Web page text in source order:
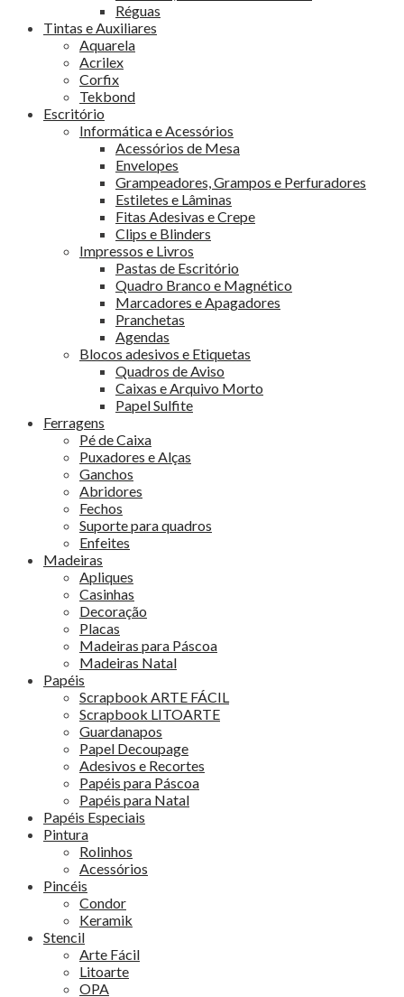
Réguas
Tintas e Auxiliares
Aquarela
Acrilex
Corfix
Tekbond
Escritório
Informática e Acessórios
Acessórios de Mesa
Envelopes
Grampeadores, Grampos e Perfuradores
Estiletes e Lâminas
Fitas Adesivas e Crepe
Clips e Blinders
Impressos e Livros
Pastas de Escritório
Quadro Branco e Magnético
Marcadores e Apagadores
Pranchetas
Agendas
Blocos adesivos e Etiquetas
Quadros de Aviso
Caixas e Arquivo Morto
Papel Sulfite
Ferragens
Pé de Caixa
Puxadores e Alças
Ganchos
Abridores
Fechos
Suporte para quadros
Enfeites
Madeiras
Apliques
Casinhas
Decoração
Placas
Madeiras para Páscoa
Madeiras Natal
Papéis
Scrapbook ARTE FÁCIL
Scrapbook LITOARTE
Guardanapos
Papel Decoupage
Adesivos e Recortes
Papéis para Páscoa
Papéis para Natal
Papéis Especiais
Pintura
Rolinhos
Acessórios
Pincéis
Condor
Keramik
Stencil
Arte Fácil
Litoarte
OPA